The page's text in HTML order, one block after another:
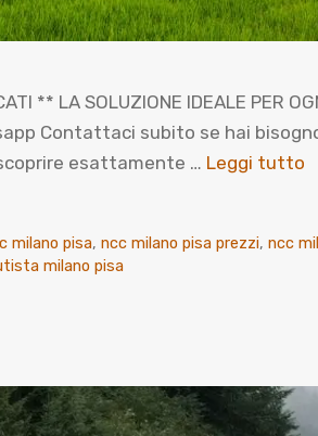
** LA SOLUZIONE IDEALE
Contattaci subito se hai
esattamente … Leggi tutto
milano pisa,ncc milano pisa prezzi,ncc
milano pisa